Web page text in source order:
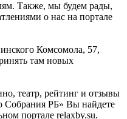
Также, мы будем рады,
о нас на портале
Комсомола, 57,
там новых
театр, рейтинг и отзывы
Собрания РБ» Вы найдете
портале relaxby.su.